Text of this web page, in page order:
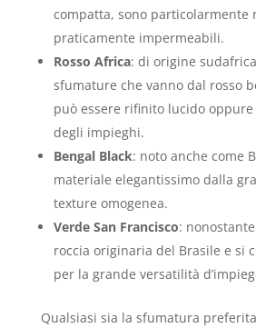
compatta, sono particolarmente
praticamente impermeabili.
Rosso Africa: di origine
sfumature che vanno dal rosso
può essere rifinito lucido oppure
degli impieghi.
Bengal Black: noto anche come
materiale elegantissimo dalla
texture omogenea.
Verde San Francisco:
roccia originaria del Brasile e si
per la grande versatilità
Qualsiasi sia la sfumatura